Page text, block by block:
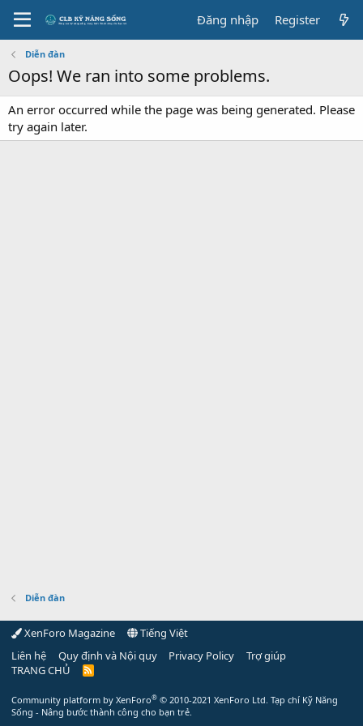
Đăng nhập Register
Diễn đàn
Oops! We ran into some problems.
An error occurred while the page was being generated. Please
try again later.
Diễn đàn
XenForo Magazine
Tiếng Việt
Liên hệ
Quy định và Nội quy Privacy Policy
Trợ giúp
TRANG CHỦ
R
Community platform by XenForo® © 2010-2021 XenForo Ltd. Tạp chí Kỹ Năng
Sống - Nâng bước thành công cho bạn trẻ.